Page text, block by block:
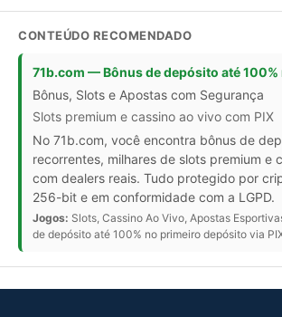
CONTEÚDO RECOMENDADO
71b.com — Bônus de depósito até 100%
Bônus, Slots e Apostas com Segurança
Slots premium e cassino ao vivo com PIX
No 71b.com, você encontra bônus de
recorrentes, milhares de slots premium e
com dealers reais. Tudo protegido por
256-bit e em conformidade com a LGPD.
Jogos: Slots, Cassino Ao Vivo, Apostas
de depósito até 100% no primeiro depósito via